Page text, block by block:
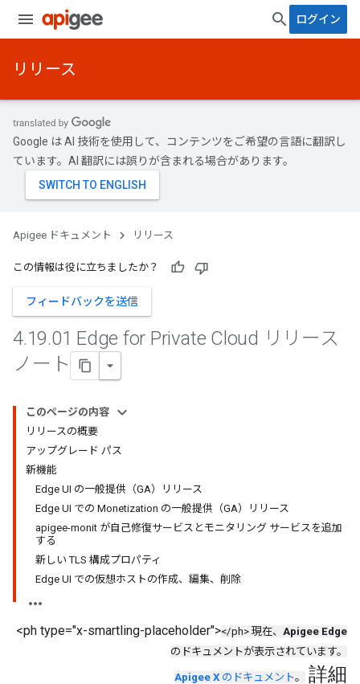
ログイン
リリース
Google は AI 技術を使用して、コンテンツをご希望の言語に翻訳し
ています。AI 翻訳には誤りが含まれる場合があります。
Apigee ドキュメント リリース
この情報は役に立ちましたか？
フィードバックを送信
4.19.01 Edge for Private Cloud リリース
ノート
このページの内容
リリースの概要
アップグレード パス
新機能
Edge UI の一般提供（GA）リリース
Edge UI での Monetization の一般提供（GA）リリース
apigee-monit が自己修復サービスとモニタリング サービスを追加
する
新しい TLS 構成プロパティ
Edge UI での仮想ホストの作成、編集、削除
<ph type="x-smartling-placeholder"></ph> 現在、 Apigee Edge
のドキュメントが表示されています。
Apigee X のドキュメント。 詳細